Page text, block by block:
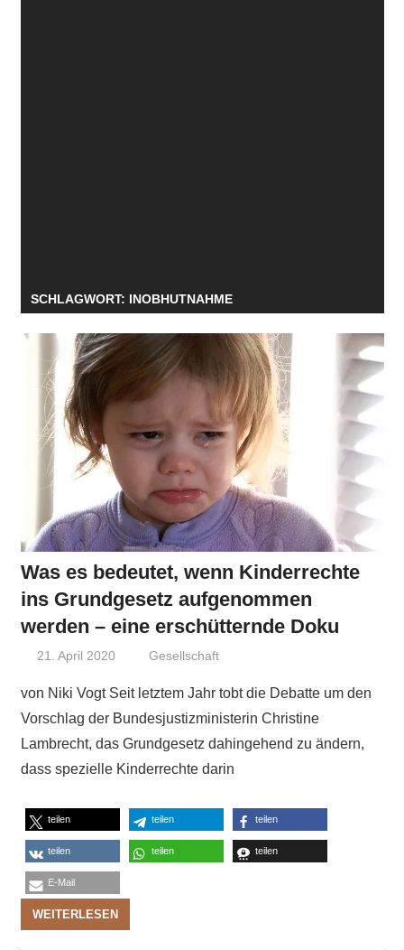
SCHLAGWORT: INOBHUTNAHME
Was es bedeutet, wenn Kinderrechte
ins Grundgesetz aufgenommen
werden – eine erschütternde Doku
21. April 2020 Niki Vogt
Gesellschaft
von Niki Vogt Seit letztem Jahr tobt die Debatte um den
Vorschlag der Bundesjustizministerin Christine
Lambrecht, das Grundgesetz dahingehend zu ändern,
dass spezielle Kinderrechte darin
teilen teilen teilen
teilen teilen teilen
E-Mail
WEITERLESEN